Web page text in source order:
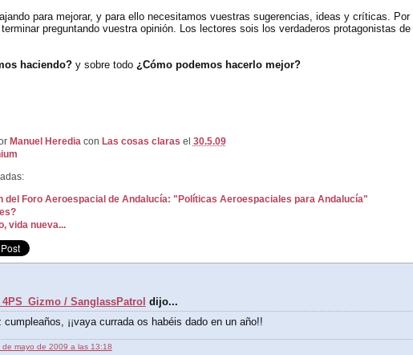
para mejorar, y para ello necesitamos vuestras sugerencias, ideas y críticas. Por
preguntando vuestra opinión. Los lectores sois los verdaderos protagonistas de
haciendo?y sobre todo ¿Cómo podemos hacerlo mejor?
Manuel Heredia con Las cosas claras el 30.5.09
del Foro Aeroespacial de Andalucía: "Políticas Aeroespaciales para Andalucía"
vida nueva...
/ SanglassPatrol dijo...
cumpleaños, ¡¡vaya currada os habéis dado en un año!!
de mayo de 2009 a las 13:18